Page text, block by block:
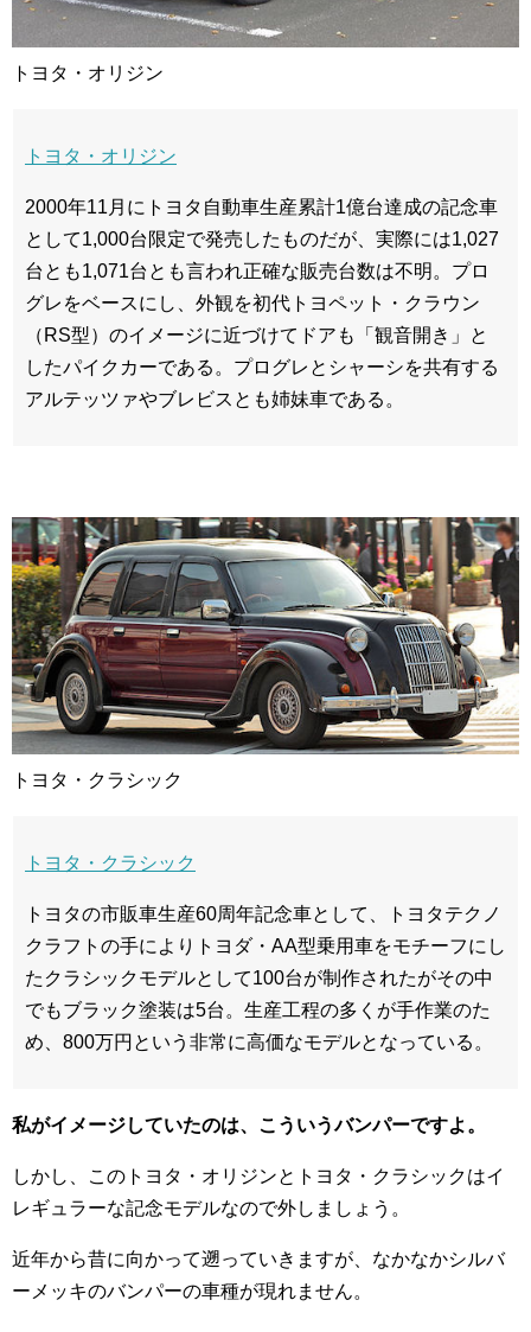
トヨタ・オリジン
トヨタ・オリジン
2000年11月にトヨタ自動車生産累計1億台達成の記念車
として1,000台限定で発売したものだが、実際には1,027
台とも1,071台とも言われ正確な販売台数は不明。プロ
グレをベースにし、外観を初代トヨペット・クラウン
（RS型）のイメージに近づけてドアも「観音開き」と
したパイクカーである。プログレとシャーシを共有する
アルテッツァやブレビスとも姉妹車である。
トヨタ・クラシック
トヨタ・クラシック
トヨタの市販車生産60周年記念車として、トヨタテクノ
クラフトの手によりトヨダ・AA型乗用車をモチーフにし
たクラシックモデルとして100台が制作されたがその中
でもブラック塗装は5台。生産工程の多くが手作業のた
め、800万円という非常に高価なモデルとなっている。
私がイメージしていたのは、こういうバンパーですよ。
しかし、このトヨタ・オリジンとトヨタ・クラシックはイ
レギュラーな記念モデルなので外しましょう。
近年から昔に向かって遡っていきますが、なかなかシルバ
ーメッキのバンパーの車種が現れません。